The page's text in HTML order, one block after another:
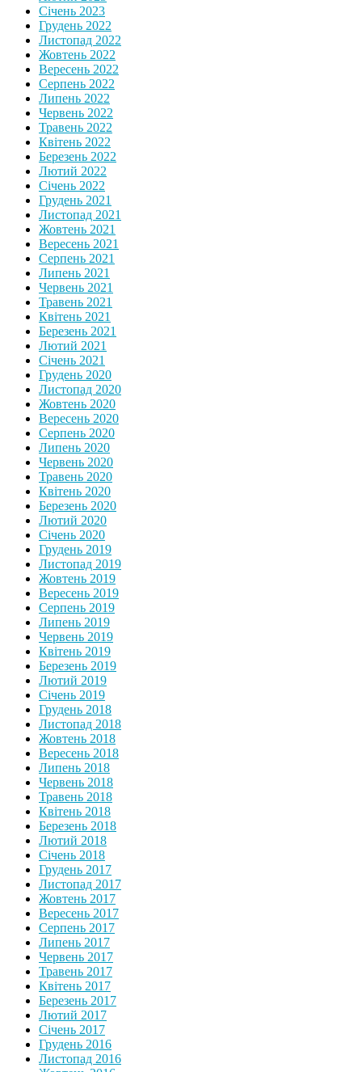
Січень 2023
Грудень 2022
Листопад 2022
Жовтень 2022
Вересень 2022
Серпень 2022
Липень 2022
Червень 2022
Травень 2022
Квітень 2022
Березень 2022
Лютий 2022
Січень 2022
Грудень 2021
Листопад 2021
Жовтень 2021
Вересень 2021
Серпень 2021
Липень 2021
Червень 2021
Травень 2021
Квітень 2021
Березень 2021
Лютий 2021
Січень 2021
Грудень 2020
Листопад 2020
Жовтень 2020
Вересень 2020
Серпень 2020
Липень 2020
Червень 2020
Травень 2020
Квітень 2020
Березень 2020
Лютий 2020
Січень 2020
Грудень 2019
Листопад 2019
Жовтень 2019
Вересень 2019
Серпень 2019
Липень 2019
Червень 2019
Квітень 2019
Березень 2019
Лютий 2019
Січень 2019
Грудень 2018
Листопад 2018
Жовтень 2018
Вересень 2018
Липень 2018
Червень 2018
Травень 2018
Квітень 2018
Березень 2018
Лютий 2018
Січень 2018
Грудень 2017
Листопад 2017
Жовтень 2017
Вересень 2017
Серпень 2017
Липень 2017
Червень 2017
Травень 2017
Квітень 2017
Березень 2017
Лютий 2017
Січень 2017
Грудень 2016
Листопад 2016